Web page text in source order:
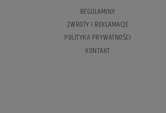
REGULAMINY
ZWROTY I REKLAMACJE
POLITYKA PRYWATNOŚCI
KONTAKT